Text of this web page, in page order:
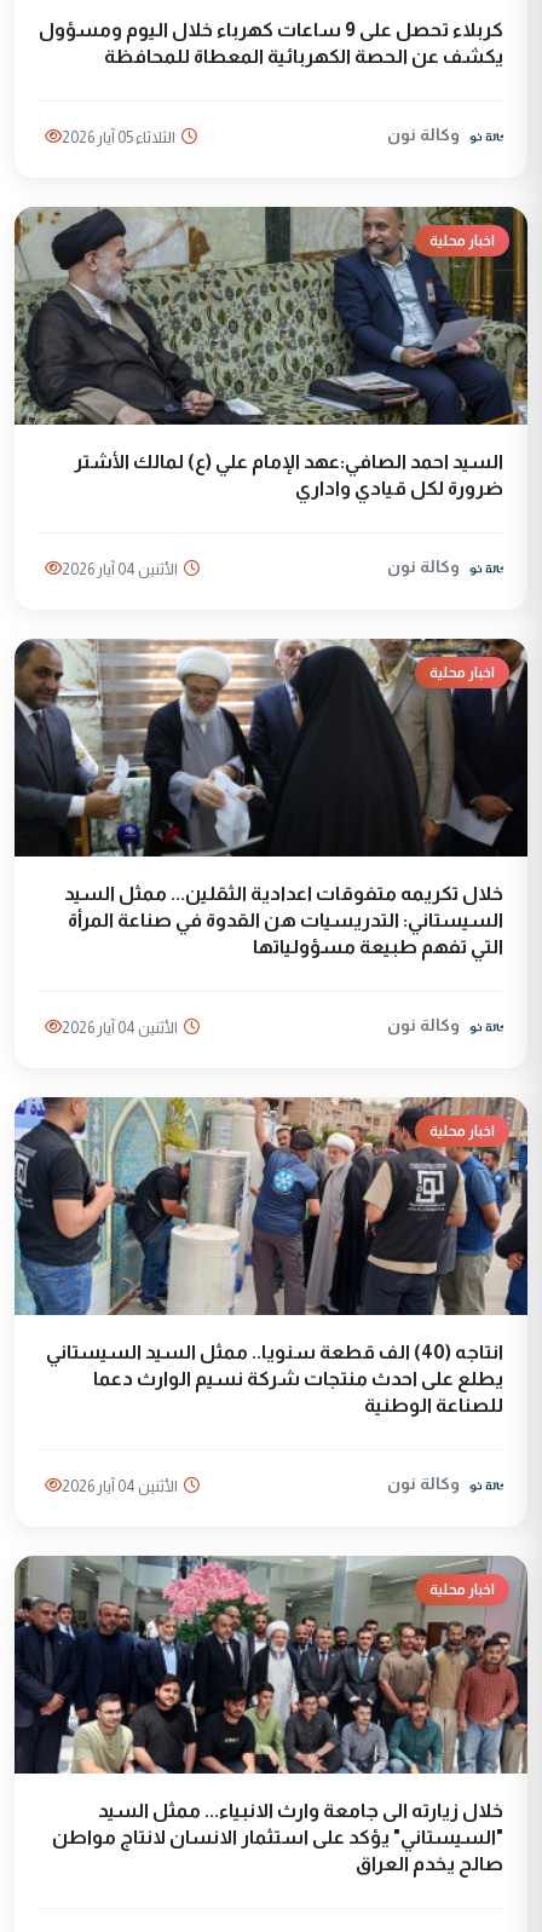
كربلاء تحصل على 9 ساعات كهرباء خلال اليوم ومسؤول
يكشف عن الحصة الكهربائية المعطاة للمحافظة
وكالة نون الثلاثاء 05 آيار 2026
اخبار محلية
السيد احمد الصافي:عهد الإمام علي (ع) لمالك الأشتر
ضرورة لكل قيادي واداري
وكالة نون الأثنين 04 آيار 2026
اخبار محلية
خلال تكريمه متفوقات اعدادية الثقلين... ممثل السيد
السيستاني: التدريسيات هن القدوة في صناعة المرأة
التي تفهم طبيعة مسؤولياتها
وكالة نون الأثنين 04 آيار 2026
اخبار محلية
انتاجه (40) الف قطعة سنويا.. ممثل السيد السيستاني
يطلع على احدث منتجات شركة نسيم الوارث دعما
للصناعة الوطنية
وكالة نون الأثنين 04 آيار 2026
اخبار محلية
خلال زيارته الى جامعة وارث الانبياء... ممثل السيد
"السيستاني" يؤكد على استثمار الانسان لانتاج مواطن
صالح يخدم العراق